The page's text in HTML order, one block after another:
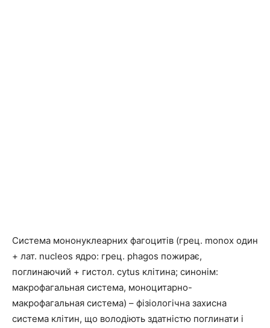
Система мононуклеарних фагоцитів (грец. monox один
+ лат. nucleos ядро: грец. рhagos пожирає,
поглинаючий + гистол. суtus клітина; синонім:
макрофагальная система, моноцитарно-
макрофагальная система) – фізіологічна захисна
система клітин, що володіють здатністю поглинати і